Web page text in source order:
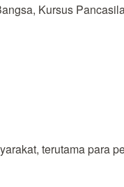
Kursus
terutama para